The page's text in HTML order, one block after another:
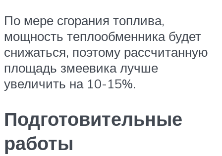
По мере сгорания топлива,
мощность теплообменника будет
снижаться, поэтому рассчитанную
площадь змеевика лучше
увеличить на 10-15%.
Подготовительные
работы